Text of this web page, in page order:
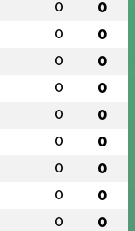
0 0
0 0
0 0
0 0
0 0
0 0
0 0
0 0
0 0